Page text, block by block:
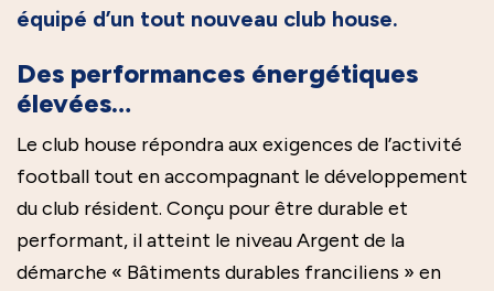
équipé d’un tout nouveau club house.
Des performances énergétiques
élevées…
Le club house répondra aux exigences de l’activité
football tout en accompagnant le développement
du club résident. Conçu pour être durable et
performant, il atteint le niveau Argent de la
démarche « Bâtiments durables franciliens » en